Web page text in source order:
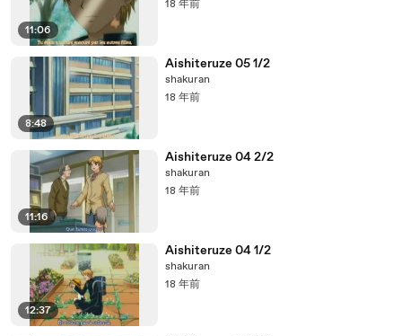
11:06
18 年前
8:48
Aishiteruze 05 1/2
shakuran
18 年前
11:16
Aishiteruze 04 2/2
shakuran
18 年前
12:37
Aishiteruze 04 1/2
shakuran
18 年前